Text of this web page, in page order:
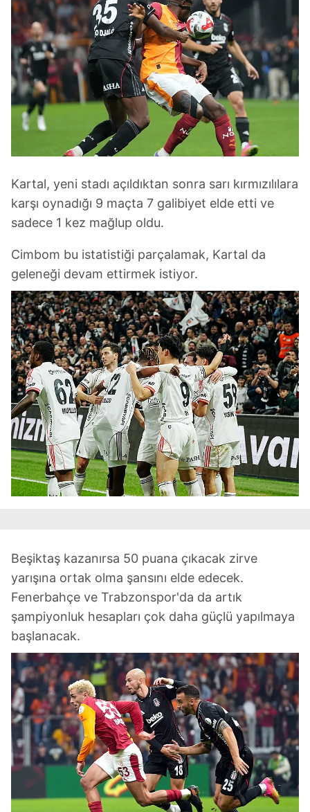
Kartal, yeni stadı açıldıktan sonra sarı kırmızılılara
karşı oynadığı 9 maçta 7 galibiyet elde etti ve
sadece 1 kez mağlup oldu.
Cimbom bu istatistiği parçalamak, Kartal da
geleneği devam ettirmek istiyor.
Beşiktaş kazanırsa 50 puana çıkacak zirve
yarışına ortak olma şansını elde edecek.
Fenerbahçe ve Trabzonspor'da da artık
şampiyonluk hesapları çok daha güçlü yapılmaya
başlanacak.